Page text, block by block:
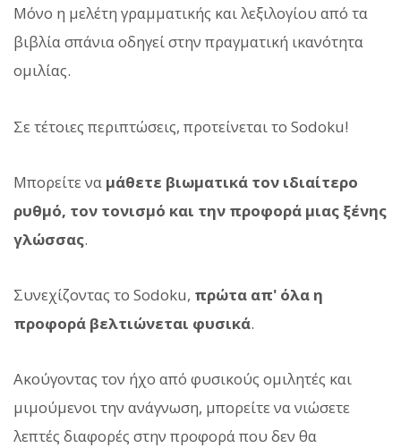
Μόνο η μελέτη γραμματικής και λεξιλογίου από τα
βιβλία σπάνια οδηγεί στην πραγματική ικανότητα
ομιλίας.
Σε τέτοιες περιπτώσεις, προτείνεται το Sodoku!
Μπορείτε να μάθετε βιωματικά τον ιδιαίτερο
ρυθμό, τον τονισμό και την προφορά μιας ξένης
γλώσσας.
Συνεχίζοντας το Sodoku, πρώτα απ' όλα η
προφορά βελτιώνεται φυσικά.
Ακούγοντας τον ήχο από φυσικούς ομιλητές και
μιμούμενοι την ανάγνωση, μπορείτε να νιώσετε
λεπτές διαφορές στην προφορά που δεν θα